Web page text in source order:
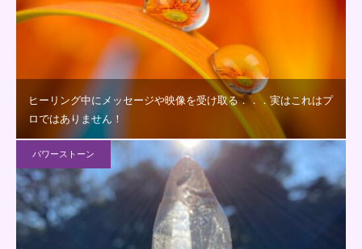
ヒーリング中にメッセージや映像を受け取る．．．実はこれはプ
ロではありません！
パワーストーン